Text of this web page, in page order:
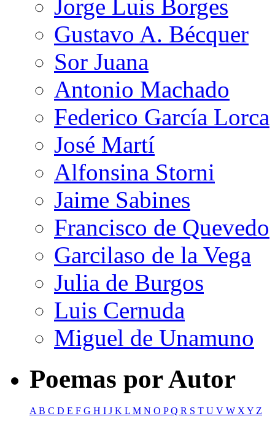
Jorge Luis Borges
Gustavo A. Bécquer
Sor Juana
Antonio Machado
Federico García Lorca
José Martí
Alfonsina Storni
Jaime Sabines
Francisco de Quevedo
Garcilaso de la Vega
Julia de Burgos
Luis Cernuda
Miguel de Unamuno
Poemas por Autor
AB C D E F G H I J K L M N O PQ R S T U V W XY Z